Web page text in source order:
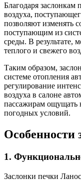
Благодаря заслонкам
воздуха,
позволяют изменять
поступающим из
среды. В результате,
теплого и свежего
Таким образом,
системе отопления
регулирование
воздуха в салоне
пассажирам ощущать
погодных условий.
Особенности
1.
Заслонки печки